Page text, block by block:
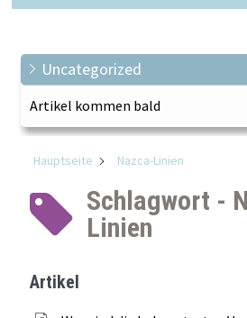
Uncategorized
Artikel kommen bald
Hauptseite Nazca-Linien
Schlagwort -
Linien
Artikel